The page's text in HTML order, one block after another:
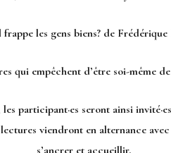
les gens biens? de
qui empêchent d’être soi-même
participant·es seront ainsi
viendront en alternance